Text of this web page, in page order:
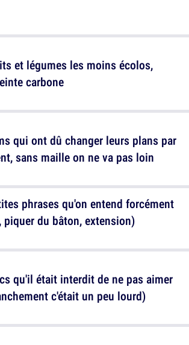
qui ont dû changer leurs plans par
sans maille on ne va pas loin
qu'il était interdit de ne pas aimer
c'était un peu lourd)
et légumes les moins écolos,
carbone
phrases qu'on entend forcément
du bâton, extension)